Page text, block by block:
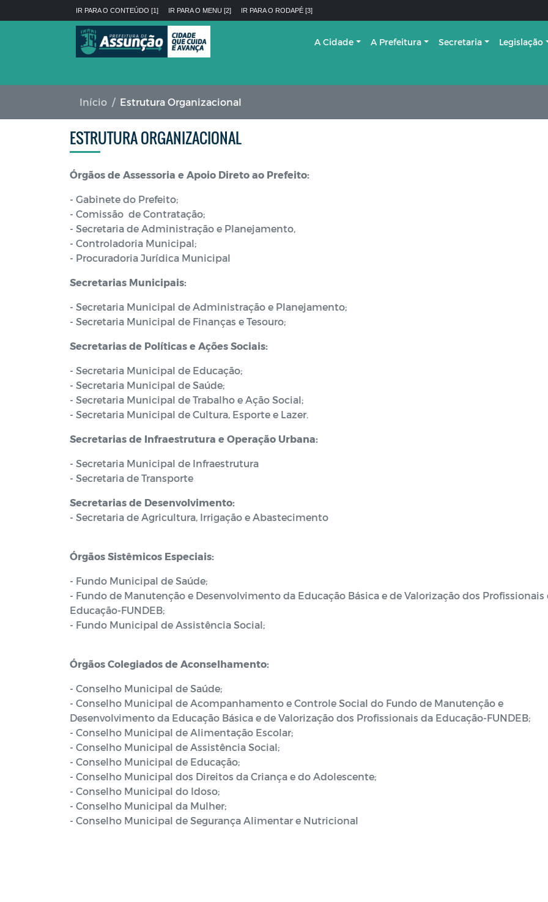
IR PARA O CONTEÚDO [1] IR PARA O MENU [2] IR PARA O RODAPÉ [3]
A Cidade A Prefeitura Secretaria Legislação
Início Estrutura Organizacional
ESTRUTURA ORGANIZACIONAL
Órgãos de Assessoria e Apoio Direto ao Prefeito:
- Gabinete do Prefeito;
- Comissão de Contratação;
- Secretaria de Administração e Planejamento,
- Controladoria Municipal;
- Procuradoria Jurídica Municipal
Secretarias Municipais:
- Secretaria Municipal de Administração e Planejamento;
- Secretaria Municipal de Finanças e Tesouro;
Secretarias de Políticas e Ações Sociais:
- Secretaria Municipal de Educação;
- Secretaria Municipal de Saúde;
- Secretaria Municipal de Trabalho e Ação Social;
- Secretaria Municipal de Cultura, Esporte e Lazer.
Secretarias de Infraestrutura e Operação Urbana:
- Secretaria Municipal de Infraestrutura
- Secretaria de Transporte
Secretarias de Desenvolvimento:
- Secretaria de Agricultura, Irrigação e Abastecimento
Órgãos Sistêmicos Especiais:
- Fundo Municipal de Saúde;
- Fundo de Manutenção e Desenvolvimento da Educação Básica e de Valorização dos Profissionais
Educação-FUNDEB;
- Fundo Municipal de Assistência Social;
Órgãos Colegiados de Aconselhamento:
- Conselho Municipal de Saúde;
- Conselho Municipal de Acompanhamento e Controle Social do Fundo de Manutenção e
Desenvolvimento da Educação Básica e de Valorização dos Profissionais da Educação-FUNDEB;
- Conselho Municipal de Alimentação Escolar;
- Conselho Municipal de Assistência Social;
- Conselho Municipal de Educação;
- Conselho Municipal dos Direitos da Criança e do Adolescente;
- Conselho Municipal do Idoso;
- Conselho Municipal da Mulher;
- Conselho Municipal de Segurança Alimentar e Nutricional